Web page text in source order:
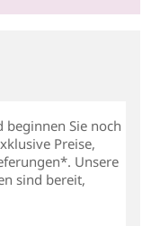
beginnen Sie noch
Preise,
Unsere
sind bereit,